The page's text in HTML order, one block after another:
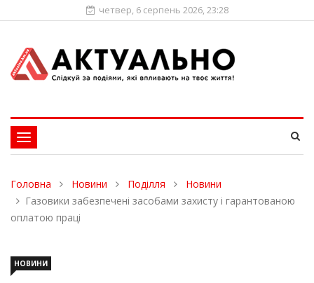
четвер, 6 серпень 2026, 23:28
Toggle
navigation
Головна Новини Поділля
Новини
Газовики забезпечені засобами захисту і гарантованою
оплатою праці
НОВИНИ